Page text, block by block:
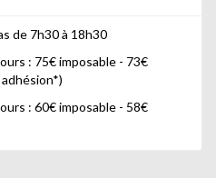
pas de petits déjeuner aux
(à la charge de la MJC)
matin aux alentours de 10h.
de manger et boire
de 7h30 à 18h30
: 75€ imposable - 73€
: 60€ imposable - 58€